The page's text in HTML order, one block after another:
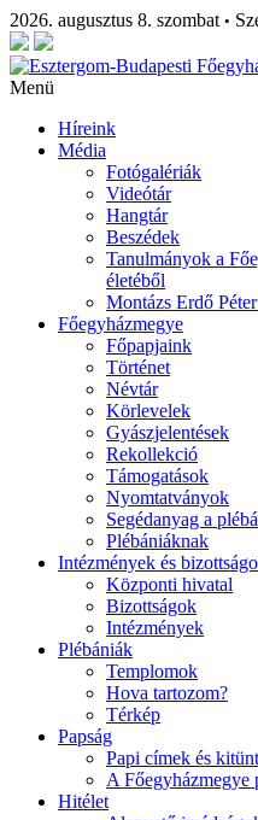
2026. augusztus 8. szombat •
Menü
Híreink
Média
Fotógalériák
Videótár
Hangtár
Beszédek
Tanulmányok a
életéből
Montázs Erdő
Főegyházmegye
Főpapjaink
Történet
Névtár
Körlevelek
Gyászjelentések
Rekollekció
Támogatások
Nyomtatványok
Segédanyag a
Plébániáknak
Intézmények és
Központi hivatal
Bizottságok
Intézmények
Plébániák
Templomok
Hova tartozom?
Térkép
Papság
Papi címek és
A Főegyházmegye
Hitélet